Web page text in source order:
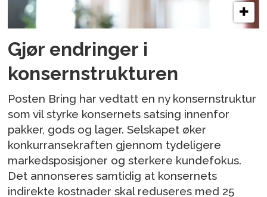
Gjør endringer i
konsernstrukturen
Posten Bring har vedtatt en ny konsernstruktur
som vil styrke konsernets satsing innenfor
pakker, gods og lager. Selskapet øker
konkurransekraften gjennom tydeligere
markedsposisjoner og sterkere kundefokus.
Det annonseres samtidig at konsernets
indirekte kostnader skal reduseres med 25